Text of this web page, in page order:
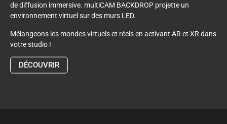
de diffusion immersive. multiCAM BACKDROP projette un
environnement virtuel sur des murs LED.
Mélangeons les mondes virtuels et réels en activant AR et XR dans
votre studio !
DÉCOUVRIR